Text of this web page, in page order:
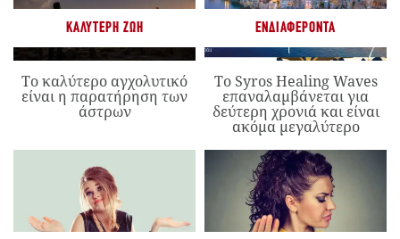
ΚΑΛΎΤΕΡΗ ΖΩΉ
Το καλύτερο αγχολυτικό
είναι η παρατήρηση των
άστρων
ΕΝΔΙΑΦΈΡΟΝΤΑ
Το Syros Healing Waves
επαναλαμβάνεται για
δεύτερη χρονιά και είναι
ακόμα μεγαλύτερο